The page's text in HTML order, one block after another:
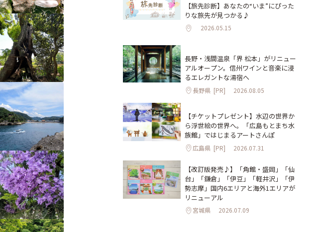
【旅先診断】あなたの“いま”にぴった
りな旅先が見つかる♪
2026.05.15
長野・浅間温泉「界 松本」がリニュー
アルオープン。信州ワインと音楽に浸
るエレガントな湯宿へ
長野県 [PR] 2026.08.05
【チケットプレゼント】水辺の世界か
ら浮世絵の世界へ。「広島もとまち水
族館」ではじまるアートさんぽ
広島県 [PR] 2026.07.31
【改訂版発売♪】「角館・盛岡」「仙
台」「鎌倉」「伊豆」「軽井沢」「伊
勢志摩」国内6エリアと海外1エリアが
リニューアル
宮城県 2026.07.09